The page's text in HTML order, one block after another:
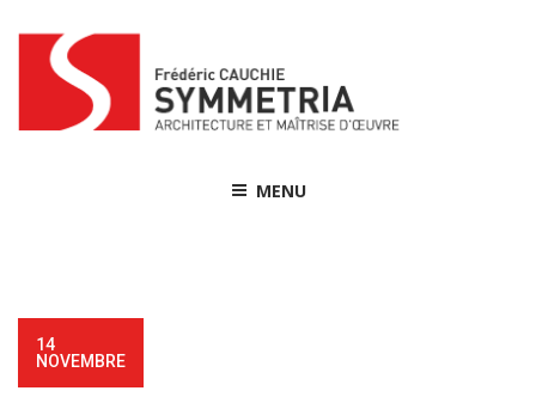
content
MENU
14
NOVEMBRE